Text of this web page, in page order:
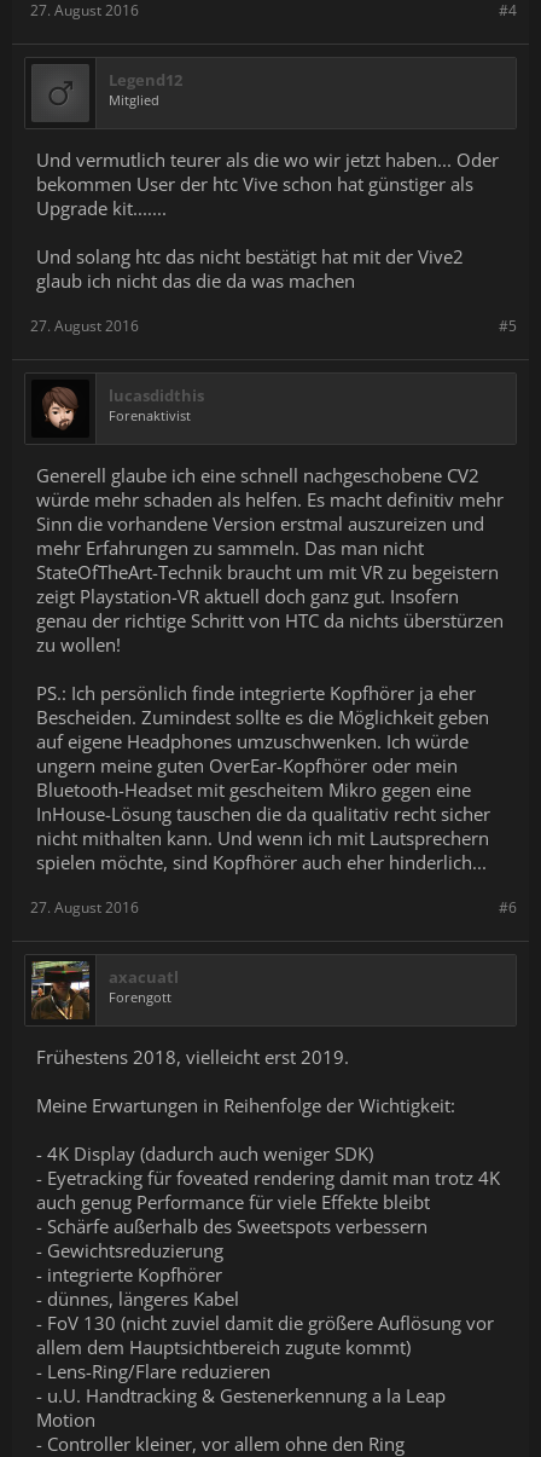
#4
27. August 2016
Legend12
Mitglied
Und vermutlich teurer als die wo wir jetzt haben... Oder
bekommen User der htc Vive schon hat günstiger als
Upgrade kit.......
Und solang htc das nicht bestätigt hat mit der Vive2
glaub ich nicht das die da was machen
#5
27. August 2016
lucasdidthis
Forenaktivist
Generell glaube ich eine schnell nachgeschobene CV2
würde mehr schaden als helfen. Es macht definitiv mehr
Sinn die vorhandene Version erstmal auszureizen und
mehr Erfahrungen zu sammeln. Das man nicht
StateOfTheArt-Technik braucht um mit VR zu begeistern
zeigt Playstation-VR aktuell doch ganz gut. Insofern
genau der richtige Schritt von HTC da nichts überstürzen
zu wollen!
PS.: Ich persönlich finde integrierte Kopfhörer ja eher
Bescheiden. Zumindest sollte es die Möglichkeit geben
auf eigene Headphones umzuschwenken. Ich würde
ungern meine guten OverEar-Kopfhörer oder mein
Bluetooth-Headset mit gescheitem Mikro gegen eine
InHouse-Lösung tauschen die da qualitativ recht sicher
nicht mithalten kann. Und wenn ich mit Lautsprechern
spielen möchte, sind Kopfhörer auch eher hinderlich...
#6
27. August 2016
axacuatl
Forengott
Frühestens 2018, vielleicht erst 2019.
Meine Erwartungen in Reihenfolge der Wichtigkeit:
- 4K Display (dadurch auch weniger SDK)
- Eyetracking für foveated rendering damit man trotz 4K
auch genug Performance für viele Effekte bleibt
- Schärfe außerhalb des Sweetspots verbessern
- Gewichtsreduzierung
- integrierte Kopfhörer
- dünnes, längeres Kabel
- FoV 130 (nicht zuviel damit die größere Auflösung vor
allem dem Hauptsichtbereich zugute kommt)
- Lens-Ring/Flare reduzieren
- u.U. Handtracking & Gestenerkennung a la Leap
Motion
- Controller kleiner, vor allem ohne den Ring